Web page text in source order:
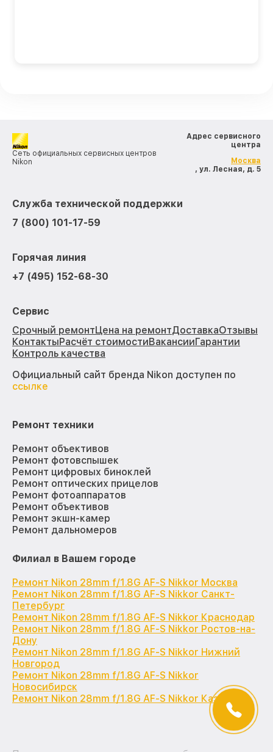
Сеть официальных сервисных центров
Nikon
Адрес сервисного
центра
Москва
, ул. Лесная, д. 5
Служба технической поддержки
7 (800) 101-17-59
Горячая линия
+7 (495) 152-68-30
Сервис
Срочный ремонтЦена на ремонтДоставкаОтзывы
КонтактыРасчёт стоимостиВакансииГарантии
Контроль качества
Официальный сайт бренда Nikon доступен по
ссылке
Ремонт техники
Ремонт объективов
Ремонт фотовспышек
Ремонт цифровых биноклей
Ремонт оптических прицелов
Ремонт фотоаппаратов
Ремонт объективов
Ремонт экшн-камер
Ремонт дальномеров
Филиал в Вашем городе
Ремонт Nikon 28mm f/1.8G AF-S Nikkor Москва
Ремонт Nikon 28mm f/1.8G AF-S Nikkor Санкт-
Петербург
Ремонт Nikon 28mm f/1.8G AF-S Nikkor Краснодар
Ремонт Nikon 28mm f/1.8G AF-S Nikkor Ростов-на-
Дону
Ремонт Nikon 28mm f/1.8G AF-S Nikkor Нижний
Новгород
Ремонт Nikon 28mm f/1.8G AF-S Nikkor
Новосибирск
Ремонт Nikon 28mm f/1.8G AF-S Nikkor Казань